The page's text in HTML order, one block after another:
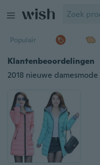
Populair
Klantenbeoordelingen